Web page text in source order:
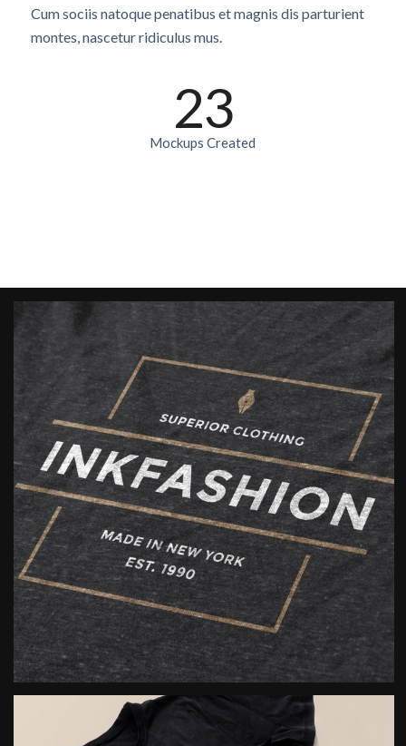
Cum sociis natoque penatibus et magnis dis parturient
montes, nascetur ridiculus mus.
23
Mockups Created